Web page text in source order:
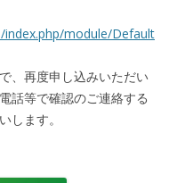
index.php/module/Default
、再度申し込みいただい
話等で確認のご連絡する
します。